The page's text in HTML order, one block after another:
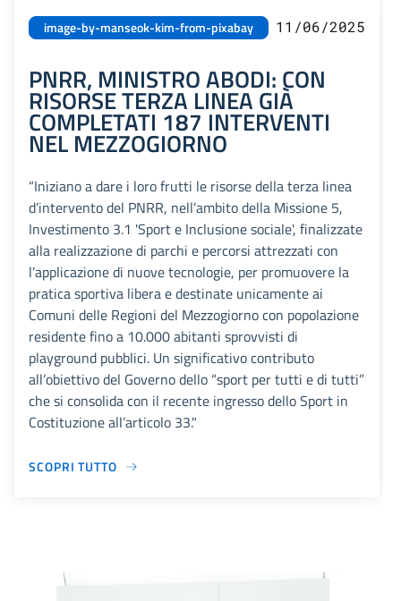
image-by-manseok-kim-from-pixabay 11/06/2025
PNRR, MINISTRO ABODI: CON
RISORSE TERZA LINEA GIÀ
COMPLETATI 187 INTERVENTI
NEL MEZZOGIORNO
“Iniziano a dare i loro frutti le risorse della terza linea
d’intervento del PNRR, nell’ambito della Missione 5,
Investimento 3.1 'Sport e Inclusione sociale', finalizzate
alla realizzazione di parchi e percorsi attrezzati con
l’applicazione di nuove tecnologie, per promuovere la
pratica sportiva libera e destinate unicamente ai
Comuni delle Regioni del Mezzogiorno con popolazione
residente fino a 10.000 abitanti sprovvisti di
playground pubblici. Un significativo contributo
all’obiettivo del Governo dello “sport per tutti e di tutti”
che si consolida con il recente ingresso dello Sport in
Costituzione all’articolo 33."
SCOPRI TUTTO